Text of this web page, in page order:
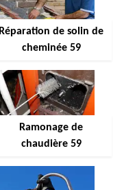
Réparation de solin de
cheminée 59
Ramonage de
chaudière 59